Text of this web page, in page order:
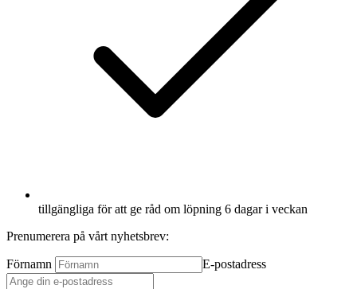
tillgängliga för att ge råd om löpning 6 dagar i veckan
Prenumerera på vårt nyhetsbrev:
Förnamn E-postadress